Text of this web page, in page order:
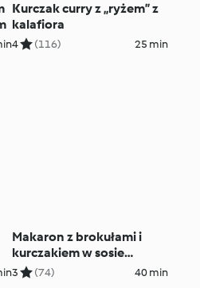
Kurczak curry z „ryżem” z
kalafiora
4 (116) 25 min
Makaron z brokułami i
kurczakiem w sosie
orzechowym
3 (74) 40 min